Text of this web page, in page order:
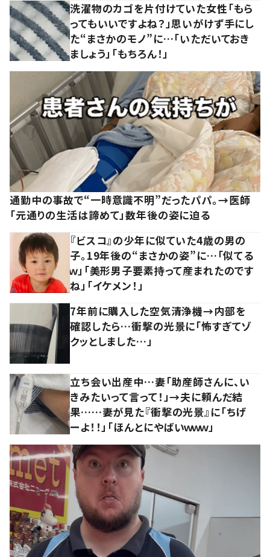
洗濯物のカゴを片付けていた女性「もら
ってもいいですよね？」思いがけず手にし
た“まさかのモノ”に…「いただいておき
ましょう」「もちろん！」
通勤中の事故で“一時意識不明”だったパパ。→医師
「元通りの生活は諦めて」数年後の姿に迫る
『ビスコ』の少年に似ていた4歳の男の
子。19年後の“まさかの姿”に…「似てる
ｗ」「美形男子要素持って産まれたのです
ね」「イケメン！」
7年前に購入した空気清浄機→内部を
確認したら…衝撃の光景に「怖すぎてゾ
クッとしました…」
立ち会い出産中…妻「助産師さんに、い
きみたいって言って！」→夫に頼んだ結
果……妻が見た『衝撃の光景』に「ちげ
ーよ！！」「ほんとにやばいｗｗｗ」